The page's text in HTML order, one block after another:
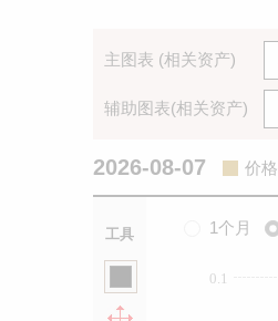
主图表 (相关资产)
辅助图表(相关资产)
2026-08-07 价格
工具 1个月
0.1